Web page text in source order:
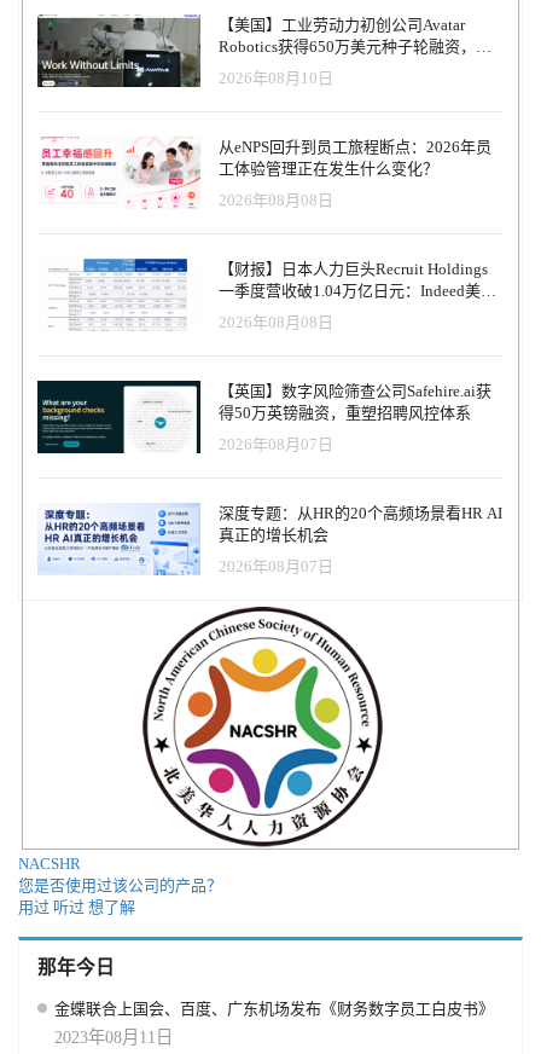
【美国】工业劳动力初创公司Avatar
Robotics获得650万美元种子轮融资，旨
在打造无限规模的工业劳动力队伍
2026年08月10日
从eNPS回升到员工旅程断点：2026年员
工体验管理正在发生什么变化？
2026年08月08日
【财报】日本人力巨头Recruit Holdings
一季度营收破1.04万亿日元：Indeed美国
收入逆势增长30%，AI招聘推动利润率升
至47.4%
2026年08月08日
【英国】数字风险筛查公司Safehire.ai获
得50万英镑融资，重塑招聘风控体系
2026年08月07日
深度专题：从HR的20个高频场景看HR AI
真正的增长机会
2026年08月07日
NACSHR
您是否使用过该公司的产品？
用过 听过 想了解
那年今日
金蝶联合上国会、百度、广东机场发布《财务数字员工白皮书》
2023年08月11日